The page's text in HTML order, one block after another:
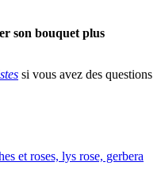
son bouquet plus
si vous avez des questions